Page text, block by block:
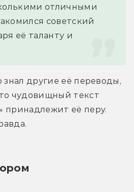
отличными
советский
её таланту и
знал другие её переводы,
чудовищный текст
принадлежит её перу.